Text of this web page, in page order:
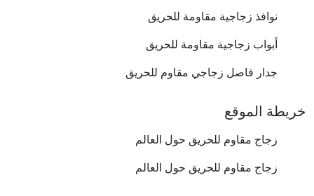
نوافذ زجاجية مقاومة للحريق
أبواب زجاجية مقاومة للحريق
جدار فاصل زجاجي مقاوم للحريق
خريطة الموقع
زجاج مقاوم للحريق حول العالم
زجاج مقاوم للحريق حول العالم